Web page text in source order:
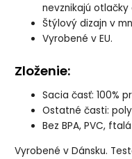
nevznikajú otlačky
Štýlový dizajn v
Vyrobené v EU.
Zloženie:
Sacia časť: 100%
Ostatné časti:
Bez BPA, PVC,
Vyrobené v Dánsku.